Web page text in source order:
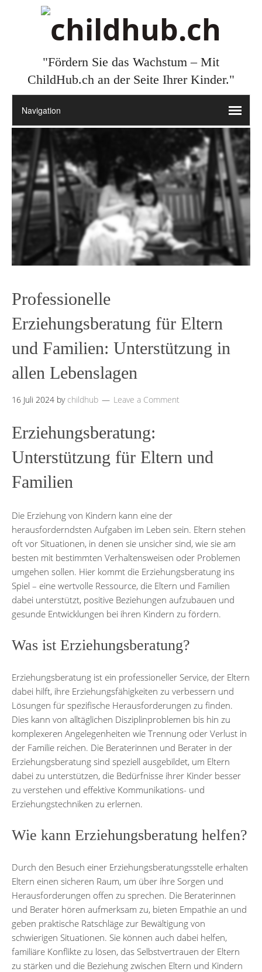
"Fördern Sie das Wachstum – Mit
ChildHub.ch an der Seite Ihrer Kinder."
Professionelle
Erziehungsberatung für Eltern
und Familien: Unterstützung in
allen Lebenslagen
16 Juli 2024 by childhub Leave a Comment
Erziehungsberatung:
Unterstützung für Eltern und
Familien
Die Erziehung von Kindern kann eine der
herausforderndsten Aufgaben im Leben sein. Eltern stehen
oft vor Situationen, in denen sie unsicher sind, wie sie am
besten mit bestimmten Verhaltensweisen oder Problemen
umgehen sollen. Hier kommt die Erziehungsberatung ins
Spiel – eine wertvolle Ressource, die Eltern und Familien
dabei unterstützt, positive Beziehungen aufzubauen und
gesunde Entwicklungen bei ihren Kindern zu fördern.
Was ist Erziehungsberatung?
Erziehungsberatung ist ein professioneller Service, der Eltern
dabei hilft, ihre Erziehungsfähigkeiten zu verbessern und
Lösungen für spezifische Herausforderungen zu finden.
Dies kann von alltäglichen Disziplinproblemen bis hin zu
komplexeren Angelegenheiten wie Trennung oder Verlust in
der Familie reichen. Die Beraterinnen und Berater in der
Erziehungsberatung sind speziell ausgebildet, um Eltern
dabei zu unterstützen, die Bedürfnisse ihrer Kinder besser
zu verstehen und effektive Kommunikations- und
Erziehungstechniken zu erlernen.
Wie kann Erziehungsberatung helfen?
Durch den Besuch einer Erziehungsberatungsstelle erhalten
Eltern einen sicheren Raum, um über ihre Sorgen und
Herausforderungen offen zu sprechen. Die Beraterinnen
und Berater hören aufmerksam zu, bieten Empathie an und
geben praktische Ratschläge zur Bewältigung von
schwierigen Situationen. Sie können auch dabei helfen,
familiäre Konflikte zu lösen, das Selbstvertrauen der Eltern
zu stärken und die Beziehung zwischen Eltern und Kindern